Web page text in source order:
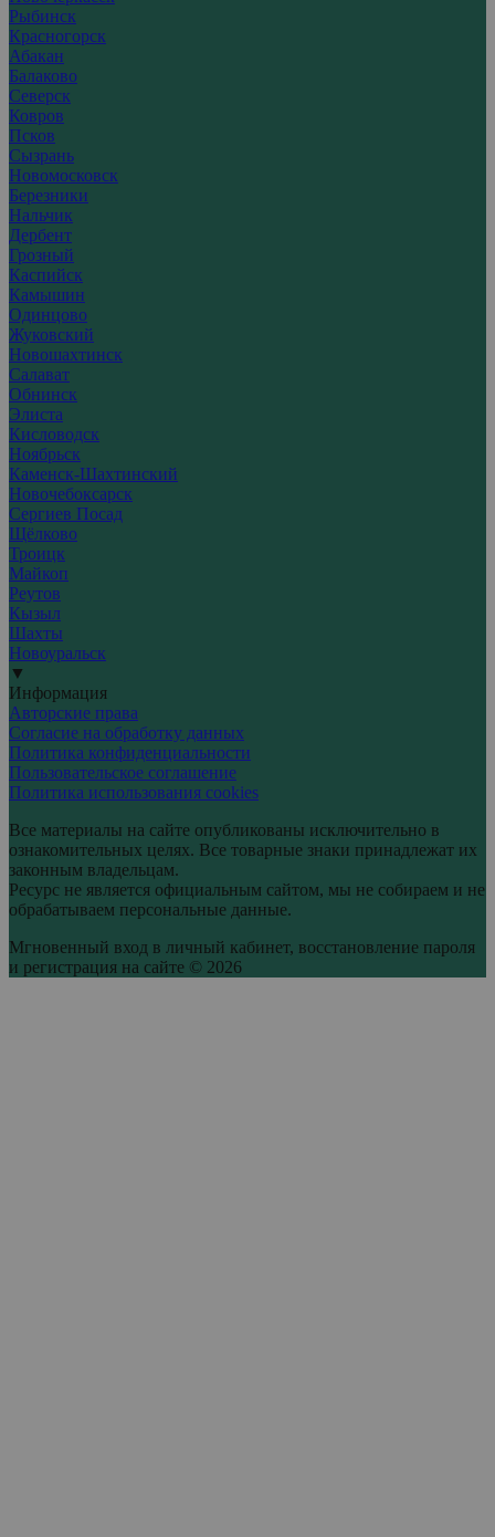
Рыбинск
Красногорск
Абакан
Балаково
Северск
Ковров
Псков
Сызрань
Новомосковск
Березники
Нальчик
Дербент
Грозный
Каспийск
Камышин
Одинцово
Жуковский
Новошахтинск
Салават
Обнинск
Элиста
Кисловодск
Ноябрьск
Каменск-Шахтинский
Новочебоксарск
Сергиев Посад
Щёлково
Троицк
Майкоп
Реутов
Кызыл
Шахты
Новоуральск
▼
Информация
Авторские права
Согласие на обработку данных
Политика конфиденциальности
Пользовательское соглашение
Политика использования cookies
Все материалы на сайте опубликованы исключительно в
ознакомительных целях. Все товарные знаки принадлежат их
законным владельцам.
Ресурс не является официальным сайтом, мы не собираем и не
обрабатываем персональные данные.
Мгновенный вход в личный кабинет, восстановление пароля
и регистрация на сайте © 2026